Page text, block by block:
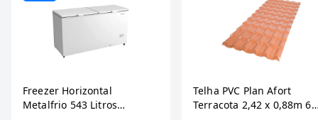
Freezer Horizontal
Metalfrio 543 Litros
Telha PVC Plan Afort
Terracota 2,42 x 0,88m 6